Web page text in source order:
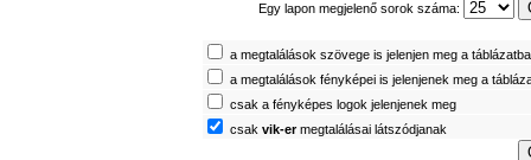
Egy lapon megjelenő sorok száma:
a megtalálások szövege is jelenjen meg a
a megtalálások fényképei is jelenjenek meg a
csak a fényképes logok jelenjenek meg
csakvik-ermegtalálásai látszódjanak